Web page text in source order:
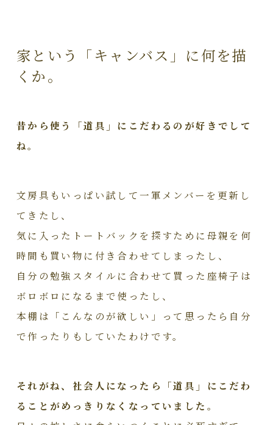
家という「キャンバス」に何を描
くか。
昔から使う「道具」にこだわるのが好きでして
ね。
文房具もいっぱい試して一軍メンバーを更新し
てきたし、
気に入ったトートバックを探すために母親を何
時間も買い物に付き合わせてしまったし、
自分の勉強スタイルに合わせて買った座椅子は
ボロボロになるまで使ったし、
本棚は「こんなのが欲しい」って思ったら自分
で作ったりもしていたわけです。
それがね、社会人になったら「道具」にこだわ
ることがめっきりなくなっていました。